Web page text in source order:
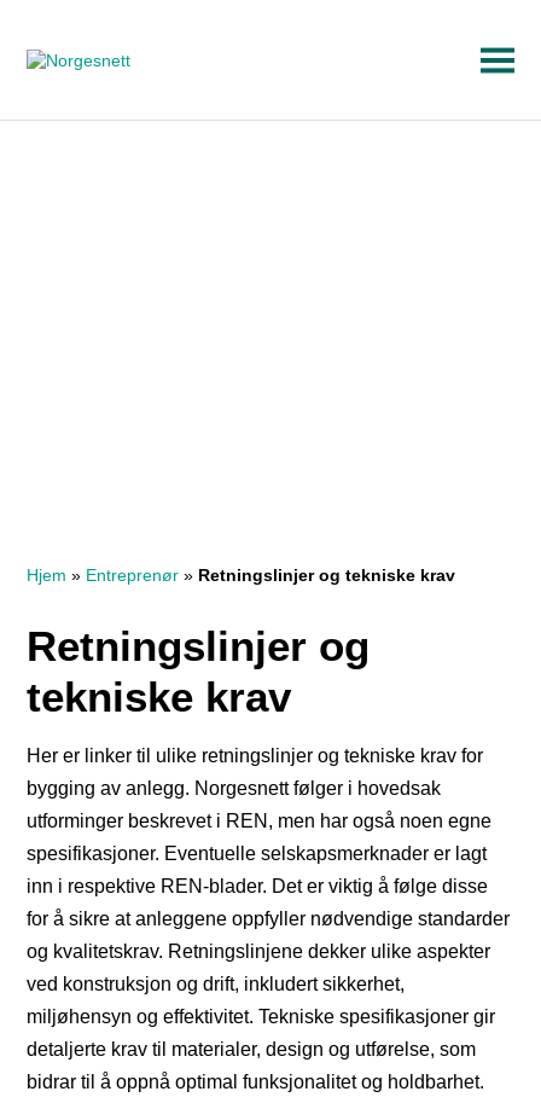
Hjem » Entreprenør » Retningslinjer og tekniske krav
Retningslinjer og
tekniske krav
Her er linker til ulike retningslinjer og tekniske krav for
bygging av anlegg. Norgesnett følger i hovedsak
utforminger beskrevet i REN, men har også noen egne
spesifikasjoner. Eventuelle selskapsmerknader er lagt
inn i respektive REN-blader. Det er viktig å følge disse
for å sikre at anleggene oppfyller nødvendige standarder
og kvalitetskrav. Retningslinjene dekker ulike aspekter
ved konstruksjon og drift, inkludert sikkerhet,
miljøhensyn og effektivitet. Tekniske spesifikasjoner gir
detaljerte krav til materialer, design og utførelse, som
bidrar til å oppnå optimal funksjonalitet og holdbarhet.